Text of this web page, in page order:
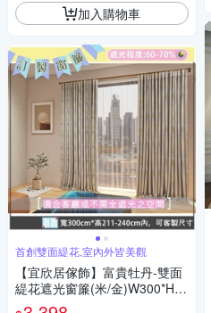
加入購物車
首創雙面緹花,室內外皆美觀
【宜欣居傢飾】富貴牡丹-雙面
緹花遮光窗簾(米/金)W300*H21
1-240cm以內(可指定尺寸)*2